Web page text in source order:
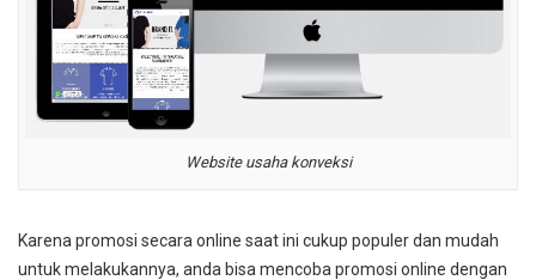
Website usaha konveksi
Karena promosi secara online saat ini cukup populer dan mudah
untuk melakukannya, anda bisa mencoba promosi online dengan